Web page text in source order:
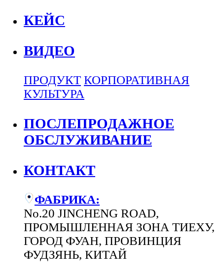
КЕЙС
ВИДЕО
ПРОДУКТ КОРПОРАТИВНАЯ
КУЛЬТУРА
ПОСЛЕПРОДАЖНОЕ
ОБСЛУЖИВАНИЕ
КОНТАКТ
ФАБРИКА:
No.20 JINCHENG ROAD,
ПРОМЫШЛЕННАЯ ЗОНА ТИЕХУ,
ГОРОД ФУАН, ПРОВИНЦИЯ
ФУДЗЯНЬ, КИТАЙ